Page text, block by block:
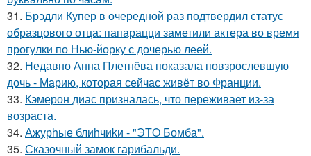
31. Брэдли Купер в очередной раз подтвердил статус
образцового отца: папарацци заметили актера во время
прогулки по Нью-йорку с дочерью леей.
32. Недавно Анна Плетнёва показала повзрослевшую
дочь - Марию, которая сейчас живёт во Франции.
33. Кэмерон диас призналась, что переживает из-за
возраста.
34. Ажурhые блиhчиkи - "ЭТO Бомба".
35. Сказочный замок гарибальди.